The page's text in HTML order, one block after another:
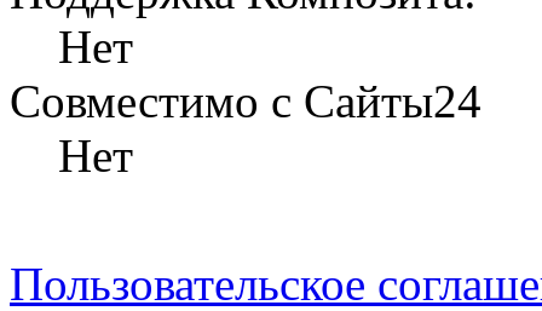
Нет
Совместимо с Сайты24
Нет
Пользовательское